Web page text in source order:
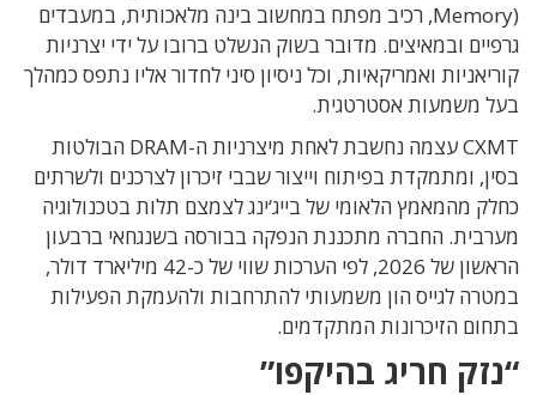
Memory), רכיב מפתח במחשוב בינה מלאכותית, במעבדים
גרפיים ובמאיצים. מדובר בשוק הנשלט ברובו על ידי יצרניות
קוריאניות ואמריקאיות, וכל ניסיון סיני לחדור אליו נתפס כמהלך
בעל משמעות אסטרטגית.
CXMT עצמה נחשבת לאחת מיצרניות ה-DRAM הבולטות
בסין, ומתמקדת בפיתוח וייצור שבבי זיכרון לצרכנים ולשרתים
כחלק מהמאמץ הלאומי של בייג‘ינג לצמצם תלות בטכנולוגיה
מערבית. החברה מתכננת הנפקה בבורסה בשנגחאי ברבעון
הראשון של 2026, לפי הערכות שווי של כ-42 מיליארד דולר,
במטרה לגייס הון משמעותי להתרחבות ולהעמקת הפעילות
בתחום הזיכרונות המתקדמים.
“נזק חריג בהיקפו”